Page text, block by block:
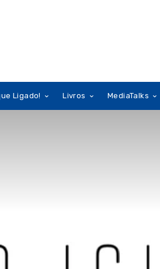
Ligado! Livros MediaTalks